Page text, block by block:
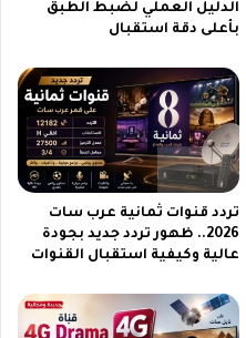
الدليل العملي لضبط الطبق
بأعلى دقة استقبال
تردد قنوات ثمانية عرب سات
2026.. ظهور تردد جديد بجودة
عالية وكيفية استقبال القنوات